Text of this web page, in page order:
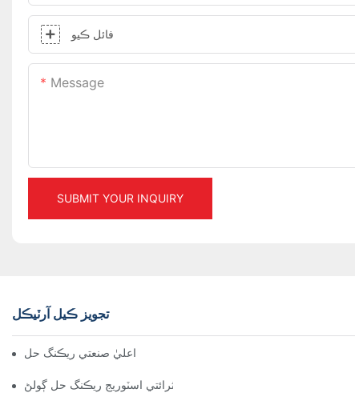
فائل ڪيو
Message
SUBMIT YOUR INQUIRY
تجويز ڪيل آرٽيڪل
موثر گودام جي انتظام لاءِ اعليٰ صنعتي ريڪنگ حل
هر صنعت لاءِ اثرائتي اسٽوريج ريڪنگ حل ڳولڻ